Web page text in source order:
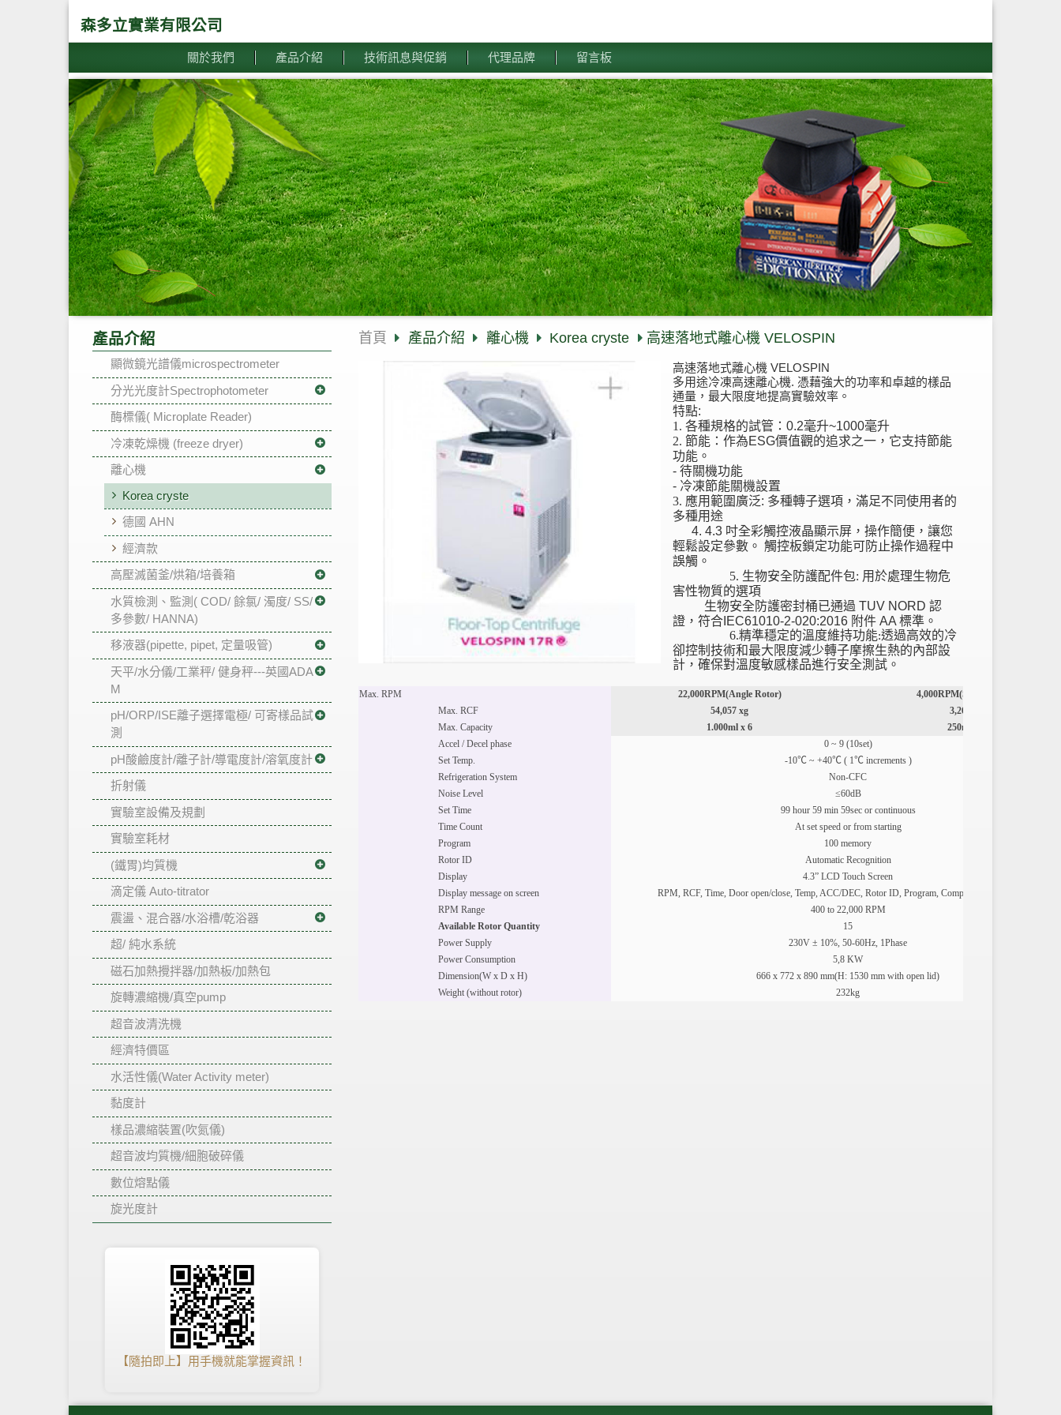
森多立實業有限公司
關於我們 產品介紹 技術訊息與促銷 代理品牌 留言板
產品介紹
顯微鏡光譜儀microspectrometer
分光光度計Spectrophotometer
酶標儀( Microplate Reader)
冷凍乾燥機 (freeze dryer)
離心機
Korea cryste
德國 AHN
經濟款
高壓滅菌釜/烘箱/培養箱
水質檢測、監測( COD/ 餘氯/ 濁度/ SS/
多參數/ HANNA)
移液器(pipette, pipet, 定量吸管)
天平/水分儀/工業秤/ 健身秤---英國ADA
M
pH/ORP/ISE離子選擇電極/ 可寄樣品試
測
pH酸鹼度計/離子計/導電度計/溶氧度計
折射儀
實驗室設備及規劃
實驗室耗材
(鐵胃)均質機
滴定儀 Auto-titrator
震盪、混合器/水浴槽/乾浴器
超/ 純水系統
磁石加熱攪拌器/加熱板/加熱包
旋轉濃縮機/真空pump
超音波清洗機
經濟特價區
水活性儀(Water Activity meter)
黏度計
樣品濃縮裝置(吹氮儀)
超音波均質機/細胞破碎儀
數位熔點儀
旋光度計
【隨拍即上】用手機就能掌握資訊！
首頁 產品介紹 離心機 Korea cryste 高速落地式離心機 VELOSPIN
高速落地式離心機 VELOSPIN
多用途冷凍高速離心機. 憑藉強大的功率和卓越的樣品
通量，最大限度地提高實驗效率。
特點:
1. 各種規格的試管： 0.2毫升~1000毫升
2. 節能：作為ESG價值觀的追求之一，它支持節能
功能。
- 待關機功能
- 冷凍節能關機設置
3. 應用範圍廣泛: 多種轉子選項，滿足不同使用者的
多種用途
4. 4.3 吋全彩觸控液晶顯示屏，操作簡便，讓您
輕鬆設定參數。 觸控板鎖定功能可防止操作過程中
誤觸。
5. 生物安全防護配件包: 用於處理生物危
害性物質的選項
生物安全防護密封桶已通過 TUV NORD 認
證，符合IEC61010-2-020:2016 附件AA 標準。
6.精準穩定的溫度維持功能:透過高效的冷
卻控制技術和最大限度減少轉子摩擦生熱的內部設
計，確保對溫度敏感樣品進行安全測試。
Max. RPM 22,000RPM(Angle Rotor)
4,000RPM(Swing Rotor)
Max. RCF
54,057 xg
3,265 xg
Max. Capacity
1.000ml x 6
250ml x 4
Accel / Decel phase
0 ~ 9 (10set)
Set Temp.
-10℃ ~ +40℃ ( 1℃ increments )
Refrigeration System
Non-CFC
Noise Level
≤60dB
Set Time
99 hour 59 min 59sec or continuous
Time Count
At set speed or from starting
Program
100 memory
Rotor ID
Automatic Recognition
Display
4.3” LCD Touch Screen
Display message on screen
RPM, RCF, Time, Door open/close, Temp, ACC/DEC, Rotor ID, Program, Comp. On/Off, Key Lock
RPM Range
400 to 22,000 RPM
Available Rotor Quantity
15
Power Supply
230V ± 10%, 50-60Hz, 1Phase
Power Consumption
5,8 KW
Dimension(W x D x H)
666 x 772 x 890 mm(H: 1530 mm with open lid)
Weight (without rotor)
232kg